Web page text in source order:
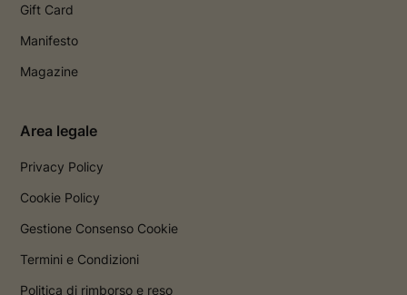
Gift Card
Manifesto
Magazine
Area legale
Privacy Policy
Cookie Policy
Gestione Consenso Cookie
Termini e Condizioni
Politica di rimborso e reso